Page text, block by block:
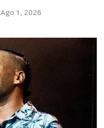
Ago 1, 2026